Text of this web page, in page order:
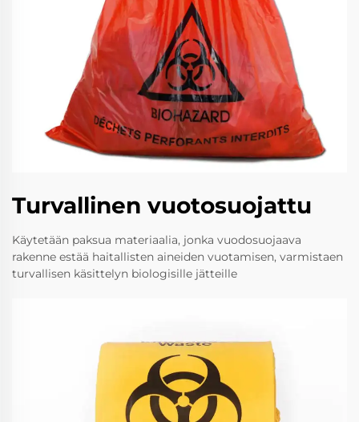
Turvallinen vuotosuojattu
Käytetään paksua materiaalia, jonka vuodosuojaava
rakenne estää haitallisten aineiden vuotamisen, varmistaen
turvallisen käsittelyn biologisille jätteille